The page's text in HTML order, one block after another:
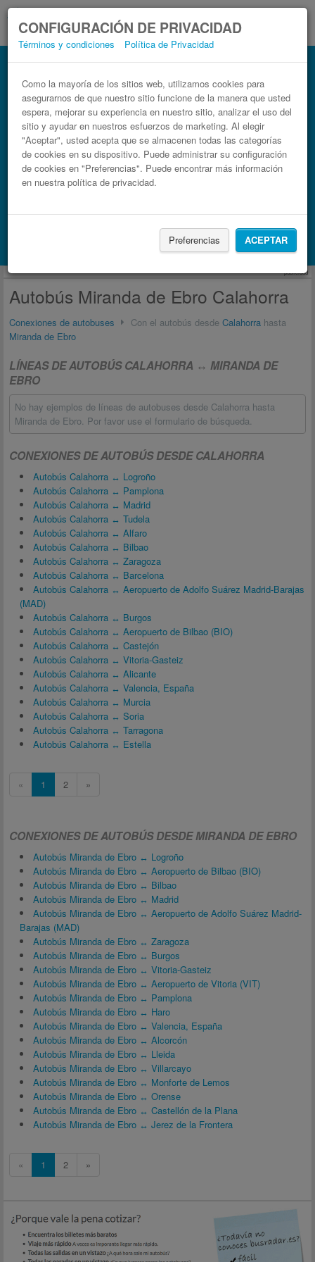
CONFIGURACIÓN DE PRIVACIDAD
Términos y condiciones Política de Privacidad
Como la mayoría de los sitios web, utilizamos cookies para
asegurarnos de que nuestro sitio funcione de la manera que usted
espera, mejorar su experiencia en nuestro sitio, analizar el uso del
sitio y ayudar en nuestros esfuerzos de marketing. Al elegir
"Aceptar", usted acepta que se almacenen todas las categorías
de cookies en su dispositivo. Puede administrar su configuración
de cookies en "Preferencias". Puede encontrar más información
en nuestra política de privacidad.
Preferencias ACEPTAR
Autobús Calahorra Miranda de Ebro
Billetes de autobuses en solo 3 pasos
Busca también alojamiento con Booking.com
publicidad
Autobús Miranda de Ebro Calahorra
Conexiones de autobuses Con el autobús desde Calahorra hasta
Miranda de Ebro
LÍNEAS DE AUTOBÚS CALAHORRA ↔ MIRANDA DE
EBRO
No hay ejemplos de líneas de autobuses desde Calahorra hasta
Miranda de Ebro. Por favor use el formulario de búsqueda.
CONEXIONES DE AUTOBÚS DESDE CALAHORRA
Autobús Calahorra ↔ Logroño
Autobús Calahorra ↔ Pamplona
Autobús Calahorra ↔ Madrid
Autobús Calahorra ↔ Tudela
Autobús Calahorra ↔ Alfaro
Autobús Calahorra ↔ Bilbao
Autobús Calahorra ↔ Zaragoza
Autobús Calahorra ↔ Barcelona
Autobús Calahorra ↔ Aeropuerto de Adolfo Suárez Madrid-Barajas
(MAD)
Autobús Calahorra ↔ Burgos
Autobús Calahorra ↔ Aeropuerto de Bilbao (BIO)
Autobús Calahorra ↔ Castejón
Autobús Calahorra ↔ Vitoria-Gasteiz
Autobús Calahorra ↔ Alicante
Autobús Calahorra ↔ Valencia, España
Autobús Calahorra ↔ Murcia
Autobús Calahorra ↔ Soria
Autobús Calahorra ↔ Tarragona
Autobús Calahorra ↔ Estella
« 1 2 »
CONEXIONES DE AUTOBÚS DESDE MIRANDA DE EBRO
Autobús Miranda de Ebro ↔ Logroño
Autobús Miranda de Ebro ↔ Aeropuerto de Bilbao (BIO)
Autobús Miranda de Ebro ↔ Bilbao
Autobús Miranda de Ebro ↔ Madrid
Autobús Miranda de Ebro ↔ Aeropuerto de Adolfo Suárez Madrid-
Barajas (MAD)
Autobús Miranda de Ebro ↔ Zaragoza
Autobús Miranda de Ebro ↔ Burgos
Autobús Miranda de Ebro ↔ Vitoria-Gasteiz
Autobús Miranda de Ebro ↔ Aeropuerto de Vitoria (VIT)
Autobús Miranda de Ebro ↔ Pamplona
Autobús Miranda de Ebro ↔ Haro
Autobús Miranda de Ebro ↔ Valencia, España
Autobús Miranda de Ebro ↔ Alcorcón
Autobús Miranda de Ebro ↔ Lleida
Autobús Miranda de Ebro ↔ Villarcayo
Autobús Miranda de Ebro ↔ Monforte de Lemos
Autobús Miranda de Ebro ↔ Orense
Autobús Miranda de Ebro ↔ Castellón de la Plana
Autobús Miranda de Ebro ↔ Jerez de la Frontera
« 1 2 »